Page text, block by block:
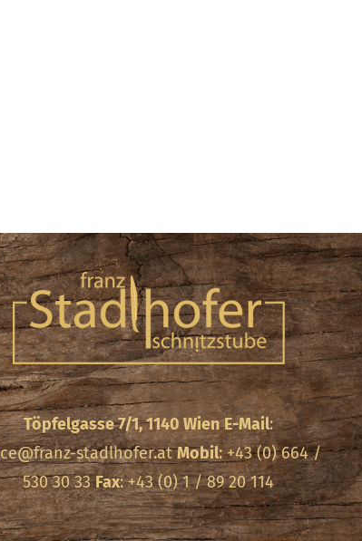
Töpfelgasse 7/1, 1140 Wien E-Mail:
stadlhofer.at Mobil: +43 (0) 664 /
530 30 33Fax: +43 (0) 1 / 89 20 114